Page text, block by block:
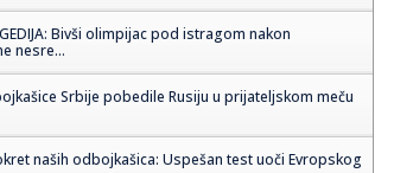
Bivši olimpijac pod istragom nakon
nesre...
Srbije pobedile Rusiju u prijateljskom meču
naših odbojkašica: Uspešan test uoči Evropskog